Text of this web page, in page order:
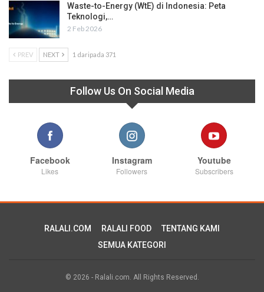
Waste-to-Energy (WtE) di Indonesia: Peta
Teknologi,…
2 Feb 2026
PREV NEXT 1 daripada 371
Follow Us On Social Media
Facebook
Likes
Instagram
Followers
Youtube
Subscribers
RALALI.COM RALALI FOOD
TENTANG KAMI
SEMUA KATEGORI
© 2026 - Ralali.com. All Rights Reserved.